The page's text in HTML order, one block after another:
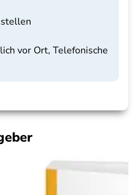
vor Ort, Telefonische